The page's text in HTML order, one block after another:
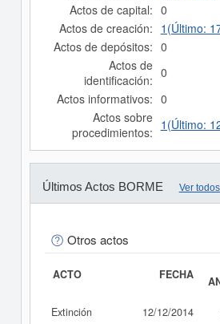
Actos de capital: 0
Actos de creación: 1(Último:
Actos de depósitos: 0
Actos de
identificación: 0
Actos informativos: 0
Actos sobre
procedimientos: 1(Último:
Últimos Actos BORME Ver
Otros actos
ACTO FECHA
Extinción 12/12/2014